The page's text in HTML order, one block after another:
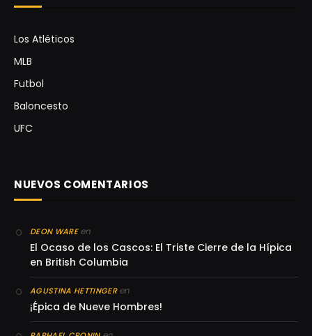
Los Atléticos
MLB
Futbol
Baloncesto
UFC
NUEVOS COMENTARIOS
DEON WAREen
El Ocaso de los Cascos: El Triste Cierre de la Hípica
en British Columbia
AGUSTINA HETTINGERen
¡Épica de Nueve Hombres!